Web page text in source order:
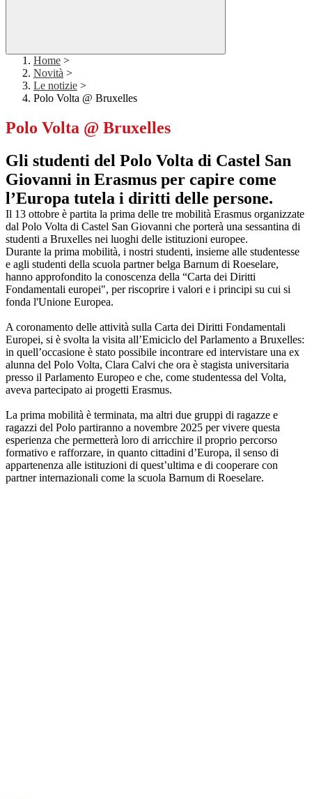
Home >
Novità >
Le notizie >
Polo Volta @ Bruxelles
Polo Volta @ Bruxelles
Gli studenti del Polo Volta di Castel San
Giovanni in Erasmus per capire come
l’Europa tutela i diritti delle persone.
Il 13 ottobre è partita la prima delle tre mobilità Erasmus organizzate
dal Polo Volta di Castel San Giovanni che porterà una sessantina di
studenti a Bruxelles nei luoghi delle istituzioni europee.
Durante la prima mobilità, i nostri studenti, insieme alle studentesse
e agli studenti della scuola partner belga Barnum di Roeselare,
hanno approfondito la conoscenza della “Carta dei Diritti
Fondamentali europei", per riscoprire i valori e i principi su cui si
fonda l'Unione Europea.
A coronamento delle attività sulla Carta dei Diritti Fondamentali
Europei, si è svolta la visita all’Emiciclo del Parlamento a Bruxelles:
in quell’occasione è stato possibile incontrare ed intervistare una ex
alunna del Polo Volta, Clara Calvi che ora è stagista universitaria
presso il Parlamento Europeo e che, come studentessa del Volta,
aveva partecipato ai progetti Erasmus.
La prima mobilità è terminata, ma altri due gruppi di ragazze e
ragazzi del Polo partiranno a novembre 2025 per vivere questa
esperienza che permetterà loro di arricchire il proprio percorso
formativo e rafforzare, in quanto cittadini d’Europa, il senso di
appartenenza alle istituzioni di quest’ultima e di cooperare con
partner internazionali come la scuola Barnum di Roeselare.